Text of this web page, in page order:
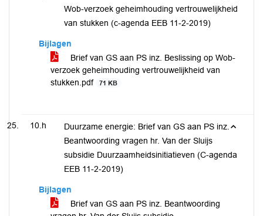
Wob-verzoek geheimhouding vertrouwelijkheid
van stukken (c-agenda EEB 11-2-2019)
Bijlagen
Brief van GS aan PS inz. Beslissing op Wob-
verzoek geheimhouding vertrouwelijkheid van
stukken.pdf
71 KB
10.h
Duurzame energie: Brief van GS aan PS inz.
Beantwoording vragen hr. Van der Sluijs
subsidie Duurzaamheidsinitiatieven (C-agenda
EEB 11-2-2019)
Bijlagen
Brief van GS aan PS inz. Beantwoording